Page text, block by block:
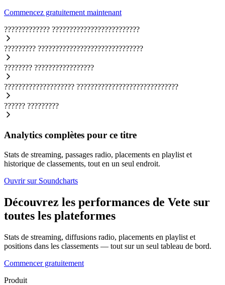
Commencez gratuitement maintenant
????????????? ?????????????????????????
????????? ??????????????????????????????
???????? ?????????????????
???????????????????? ?????????????????????????????
?????? ?????????
Analytics complètes pour ce titre
Stats de streaming, passages radio, placements en playlist et
historique de classements, tout en un seul endroit.
Ouvrir sur Soundcharts
Découvrez les performances de Vete sur
toutes les plateformes
Stats de streaming, diffusions radio, placements en playlist et
positions dans les classements — tout sur un seul tableau de bord.
Commencer gratuitement
Produit